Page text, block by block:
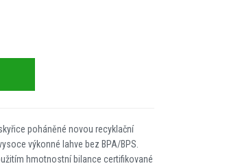
poháněné novou recyklační
výkonné lahve bez BPA/BPS.
hmotnostní bilance certifikované